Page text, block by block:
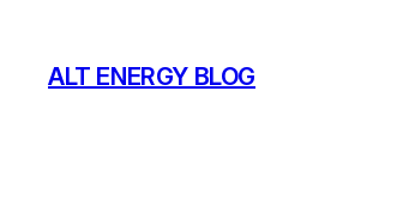
konten
ALT ENERGY BLOG